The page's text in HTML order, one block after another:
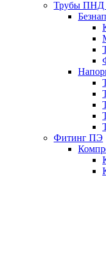
Трубы ПНД
Фитинг ПЭ